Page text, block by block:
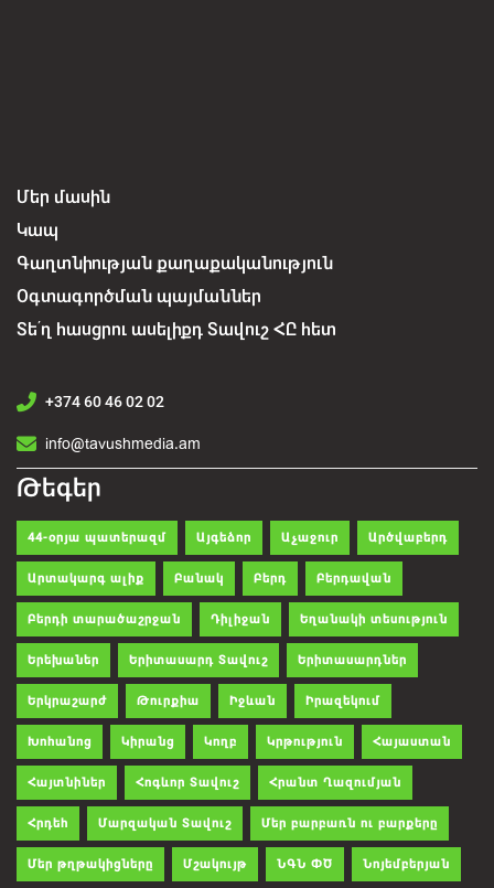
Մեր մասին
Կապ
Գաղտնիության քաղաքականություն
Օգտագործման պայմաններ
Տե՛ղ հասցրու ասելիքդ Տավուշ ՀԸ հետ
+374 60 46 02 02
info@tavushmedia.am
Թեգեր
44-օրյա պատերազմ Այգեձոր Աչաջուր Արծվաբերդ
Արտակարգ ալիք Բանակ Բերդ Բերդավան
Բերդի տարածաշրջան Դիլիջան Եղանակի տեսություն
Երեխաներ Երիտասարդ Տավուշ Երիտասարդներ
Երկրաշարժ Թուրքիա Իջևան Իրազեկում
Խոհանոց Կիրանց Կողբ Կրթություն Հայաստան
Հայտնիներ Հոգևոր Տավուշ Հրանտ Ղազումյան
Հրդեհ Մարզական Տավուշ Մեր բարբառն ու բարքերը
Մեր թղթակիցները Մշակույթ ՆԳՆ ՓԾ Նոյեմբերյան